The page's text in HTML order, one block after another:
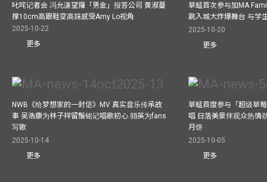
叱咤记者会 冯允谦望攞「男金」报答公司 黄淑蔓
撑10cm高跟鞋变高妹感受Amy Lo视角
2025-10-22
更多
草蜢首次参与加MA
跳入城大炸爆舞台 与学
2025-10-20
更多
NWB《给梦想家的一封信》MV 真实音乐传承故
事 吴浩康为林子祥留鬚铭记唱歌初心 丽英为fans
写歌
2025-10-14
更多
草蜢首度参与「超级草
唱 日落美景伴观众热情
月饼
2025-10-05
更多